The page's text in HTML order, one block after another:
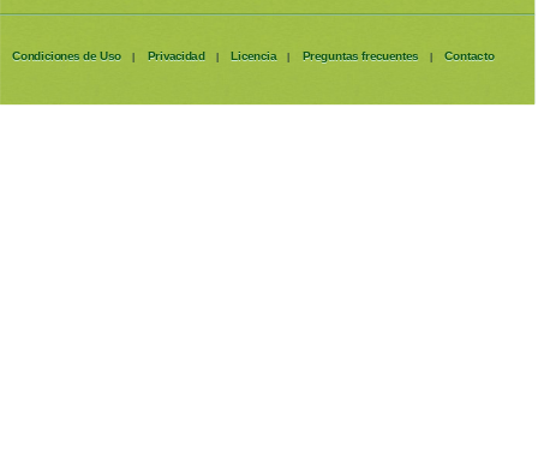
Condiciones de Uso | Privacidad | Licencia | Preguntas frecuentes | Contacto